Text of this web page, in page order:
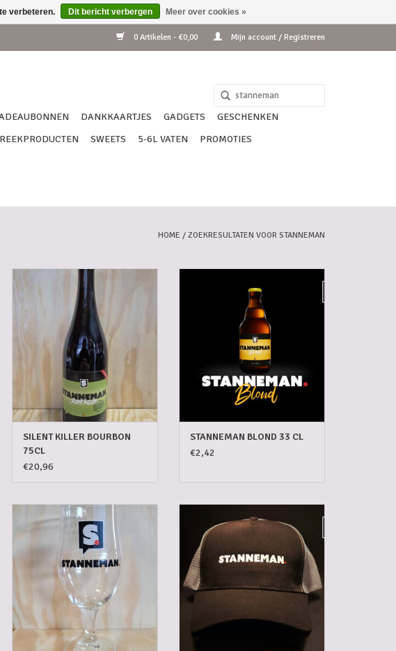
0 Artikelen - €0,00 Mijn account / Registreren
DANKKAARTJES GADGETS
GESCHENKEN
SWEETS 5-6L VATEN
PROMOTIES
HOME / ZOEKRESULTATEN VOOR STANNEMAN
TOEVOEGEN AAN WINKELWAGEN
SILENT KILLER BOURBON
75CL
€20,96
TOEVOEGEN AAN WINKELWAGEN
STANNEMAN BLOND 33 CL
€2,42
STANNEMAN GLAS 33 CL
TOEVOEGEN AAN WINKELWAGEN TOEVOEGEN AAN WINKELWAGEN
verbeteren. Dit bericht verbergen Meer over cookies »